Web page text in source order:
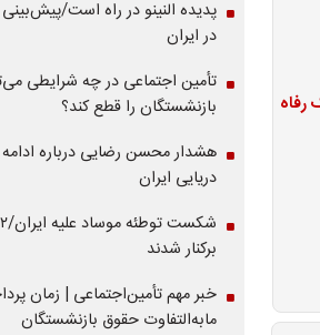
پدیده النینو در راه است/پیش‌بینی
در ایران
تأمین اجتماعی در چه شرایطی
بازنشستگان را قطع کند؟
هشدار محسن رضایی درباره
دریایی ایران
برکنار شدند
خبر مهم تأمین‌اجتماعی | زمان
مابه‌التفاوت حقوق بازنشستگان